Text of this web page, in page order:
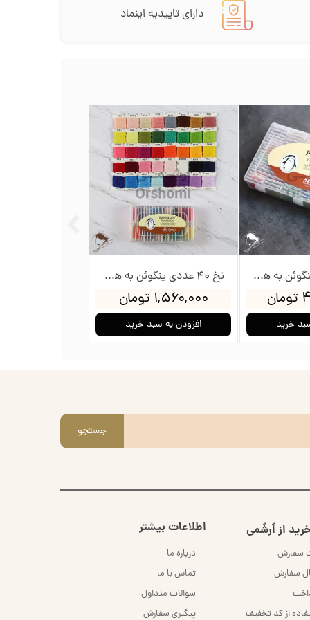
دارای تاییدیه اینماد
نخ 40 عددی پنگوئن به همراه جعبه و بوبین
۱,۵۶۰,۰۰۰ تومان
افزودن به سبد خرید
نخ 120 عددی پنگوئن به همراه جعبه و بوبین
خرید
از اُرشُمی
سفارش
سفارش
از کد تخفیف
اطلاعات بیشتر
درباره ما
تماس با ما
سوالات متداول
پیگیری سفارش
جستجو